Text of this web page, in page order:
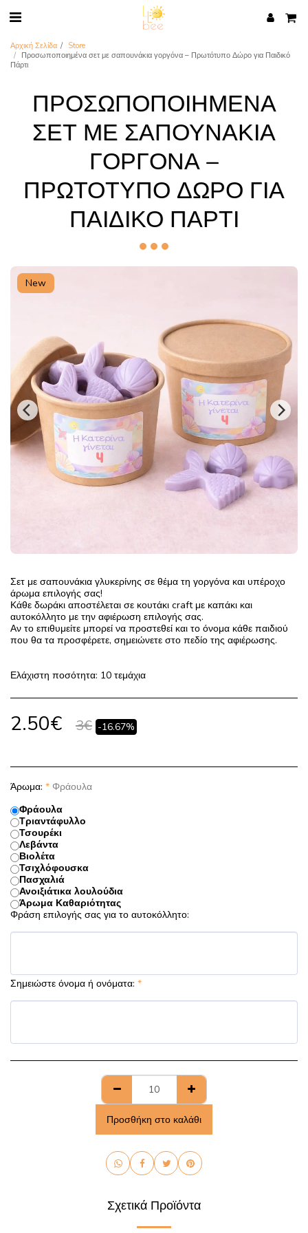
Αρχική Σελίδα
Store
Προσωποποιημένα σετ με σαπουνάκια γοργόνα – Πρωτότυπο Δώρο για Παιδικό
Πάρτι
ΠΡΟΣΩΠΟΠΟΙΗΜΈΝΑ
ΣΕΤ ΜΕ ΣΑΠΟΥΝΆΚΙΑ
ΓΟΡΓΌΝΑ –
ΠΡΩΤΌΤΥΠΟ ΔΏΡΟ ΓΙΑ
ΠΑΙΔΙΚΌ ΠΆΡΤΙ
New
Σετ με σαπουνάκια γλυκερίνης σε θέμα τη γοργόνα και υπέροχο
άρωμα επιλογής σας!
Κάθε δωράκι αποστέλεται σε κουτάκι craft με καπάκι και
αυτοκόλλητο με την αφιέρωση επιλογής σας.
Αν το επιθυμείτε μπορεί να προστεθεί και το όνομα κάθε παιδιού
που θα τα προσφέρετε, σημειώνετε στο πεδίο της αφιέρωσης.
Ελάχιστη ποσότητα: 10 τεμάχια
2.50€ 3€ -16.67%
Άρωμα: * Φράουλα
Φράουλα
Τριαντάφυλλο
Τσουρέκι
Λεβάντα
Βιολέτα
Τσιχλόφουσκα
Πασχαλιά
Ανοιξιάτικα λουλούδια
Άρωμα Καθαριότητας
Φράση επιλογής σας για το αυτοκόλλητο:
Σημειώστε όνομα ή ονόματα: *
Προσθήκη στο καλάθι
Σχετικά Προϊόντα